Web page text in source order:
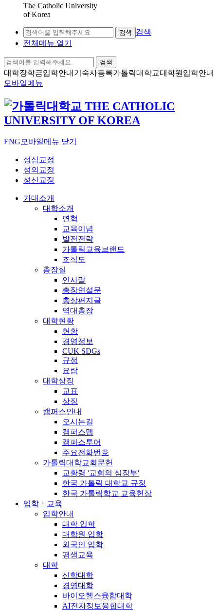
The Catholic University
of Korea
검색
검색
전체메뉴 열기
검색
대학장학금입학안내 기숙사등록가톨릭대학교대학원입학안내
모바일메뉴
ENG 모바일메뉴 닫기
성심교정
성의교정
성신교정
가대소개
대학소개
연혁
교육이념
발전전략
가톨릭교육브랜드
조직도
총장실
인사말
총장연설문
총장편지글
역대총장
대학현황
현황
경영정보
CUK SDGs
규정
요람
대학상징
교표
상징
캠퍼스안내
오시는길
캠퍼스맵
캠퍼스투어
주요전화번호
가톨릭대학교회문헌
교황령 '교회의 심장부'
한국 가톨릭 대학교 규정
한국 가톨릭학교 교육헌장
입학ㆍ교육
입학안내
대학 입학
대학원 입학
외국인 입학
평생교육
대학
신학대학
경영대학
바이오헬스융합대학
AI전자정보융합대학